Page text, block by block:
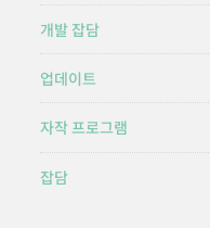
개발 잡담
업데이트
자작 프로그램
잡담